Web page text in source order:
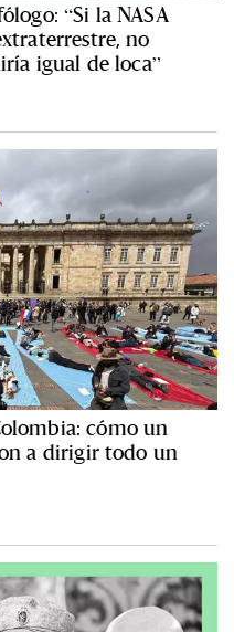
“Si la NASA
no
igual de loca”
cómo un
a dirigir todo un